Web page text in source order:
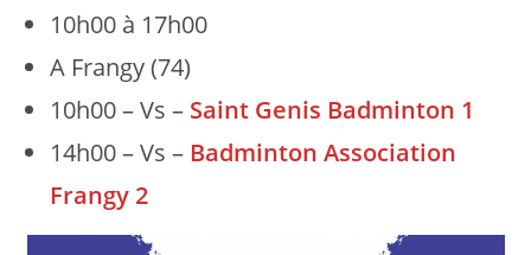
10h00 à 17h00
A Frangy (74)
10h00 – Vs – Saint Genis Badminton 1
14h00 – Vs – Badminton Association
Frangy 2